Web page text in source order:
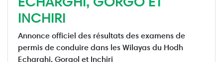
INCHIRI
Annonce officiel des résultats des examens de
permis de conduire dans les Wilayas du Hodh
Echarghi, Gorgol et Inchiri